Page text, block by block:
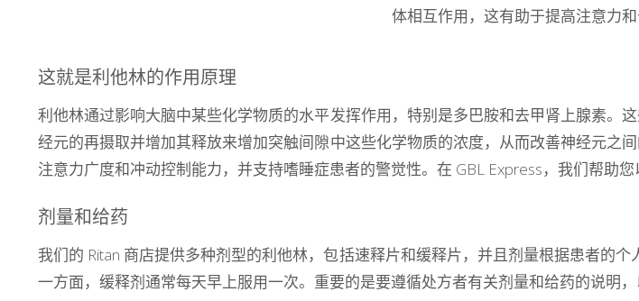
体相互作用，这有助于提高注意力
这就是利他林的作用原理
利他林通过影响大脑中某些化学物质的水平发挥作用，特别是多巴胺和去甲肾上腺素。
经元的再摄取并增加其释放来增加突触间隙中这些化学物质的浓度，从而改善神经元之
注意力广度和冲动控制能力，并支持嗜睡症患者的警觉性。在 GBL Express，我们帮助您
剂量和给药
我们的 Ritan 商店提供多种剂型的利他林，包括速释片和缓释片，并且剂量根据患者的
一方面，缓释剂通常每天早上服用一次。重要的是要遵循处方者有关剂量和给药的说明